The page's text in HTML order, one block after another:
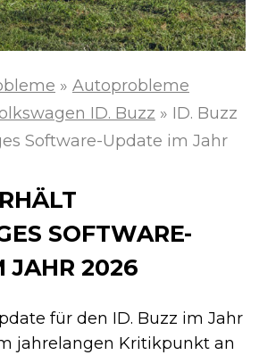
» Autoprobleme
ID. Buzz » ID. Buzz
Software-Update im Jahr
SOFTWARE-
JAHR 2026
für den ID. Buzz im Jahr
jahrelangen Kritikpunkt an